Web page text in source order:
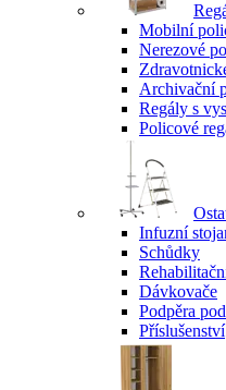
Mobilní
Nerezové
Archivační
Regály s
Policové
Infuzní
Schůdky
Dávkovače
Podpěra
Příslušenství